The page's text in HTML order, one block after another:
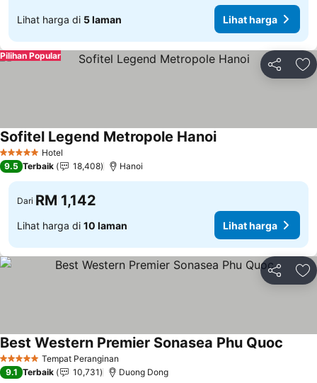
Lihat harga di 5 laman Lihat harga
Kongsi
Pilihan Popular
5 Bintang Hotel
Sofitel Legend Metropole Hanoi
9.5 Terbaik 18,408 Hanoi
Dari RM 1,142
Lihat harga di 10 laman Lihat harga
Kongsi
5 Bintang Tempat Peranginan
Best Western Premier Sonasea Phu Quoc
9.1 Terbaik 10,731 Duong Dong